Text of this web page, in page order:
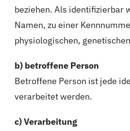
beziehen. Als identifizierbar
Namen, zu einer
physiologischen,
b) betroffene Person
Betroffene Person ist jede
verarbeitet werden.
c) Verarbeitung